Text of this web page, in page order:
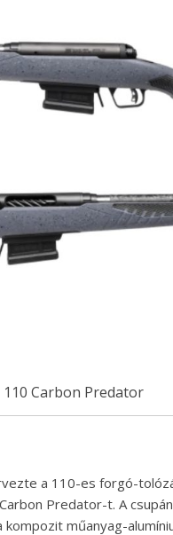
110 Carbon Predator
a 110-es forgó-
Predator-t. A
műanyag-